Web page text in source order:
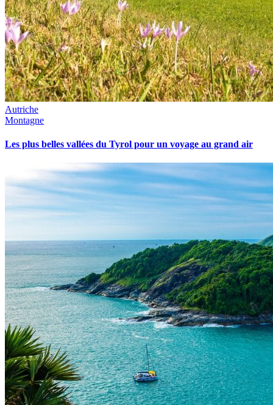
Autriche
Montagne
Les plus belles vallées du Tyrol pour un voyage au grand air